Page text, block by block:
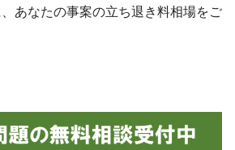
あなたの事案の立ち退き料相場をご